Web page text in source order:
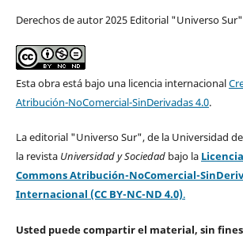
Derechos de autor 2025 Editorial "Universo Sur"
Esta obra está bajo una licencia internacional
Atribución-NoComercial-SinDerivadas 4.0.
La editorial "Universo Sur", de la Universidad
la revista Universidad y Sociedad bajo la
Commons Atribución-NoComercial-
Internacional (CC BY-NC-ND 4.0).
Usted puede compartir el material, sin